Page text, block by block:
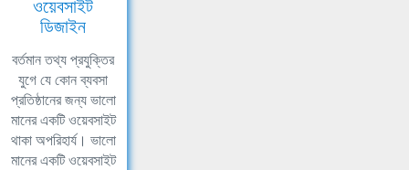
ওয়েবসাইট
ডিজাইন
বর্তমান তথ্য প্রযুক্তির
যুগে যে কোন ব্যবসা
প্রতিষ্ঠানের জন্য ভালো
মানের একটি ওয়েবসাইট
থাকা অপরিহার্য। ভালো
মানের একটি ওয়েবসাইট